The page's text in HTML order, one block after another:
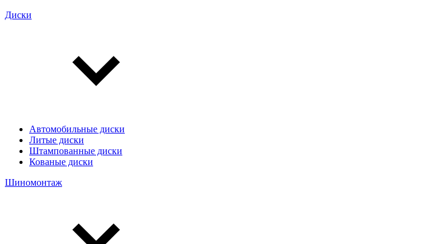
Диски
Автомобильные диски
Литые диски
Штампованные диски
Кованые диски
Шиномонтаж